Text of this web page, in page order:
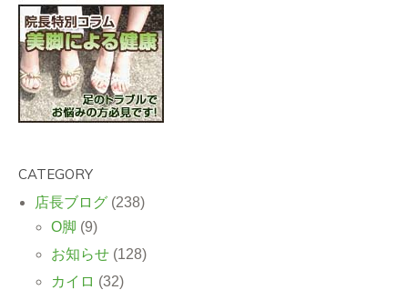
CATEGORY
店長ブログ (238)
O脚 (9)
お知らせ (128)
カイロ (32)